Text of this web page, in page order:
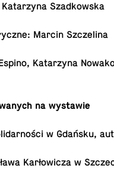
Szadkowska
Marcin Szczelina
Ka­ta­rzy­na
na wystawie
w Gdańsku,
Kar­ło­wi­cza w